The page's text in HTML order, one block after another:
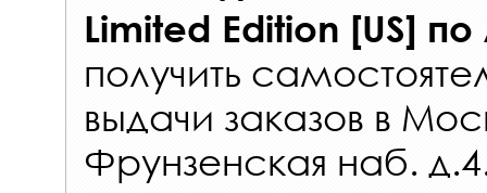
Limited Edition [US] по
получить
выдачи заказов в
Фрунзенская наб.